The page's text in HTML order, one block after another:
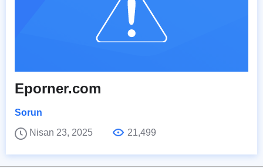
Eporner.com
Sorun
Nisan 23, 2025
21,499